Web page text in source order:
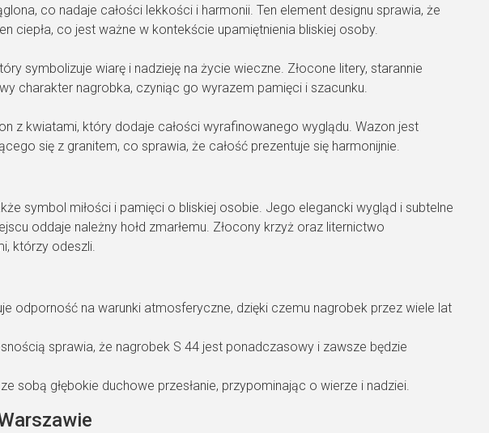
co nadaje całości lekkości i harmonii. Ten element designu sprawia, że
ciepła, co jest ważne w kontekście upamiętnienia bliskiej osoby.
symbolizuje wiarę i nadzieję na życie wieczne. Złocone litery, starannie
charakter nagrobka, czyniąc go wyrazem pamięci i szacunku.
z kwiatami, który dodaje całości wyrafinowanego wyglądu. Wazon jest
się z granitem, co sprawia, że całość prezentuje się harmonijnie.
symbol miłości i pamięci o bliskiej osobie. Jego elegancki wygląd i subtelne
oddaje należny hołd zmarłemu. Złocony krzyż oraz liternictwo
którzy odeszli.
odporność na warunki atmosferyczne, dzięki czemu nagrobek przez wiele lat
sprawia, że nagrobek S 44 jest ponadczasowy i zawsze będzie
sobą głębokie duchowe przesłanie, przypominając o wierze i nadziei.